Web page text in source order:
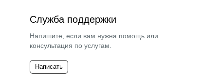
Служба поддержки
Напишите, если вам нужна помощь или
консультация по услугам.
Написать